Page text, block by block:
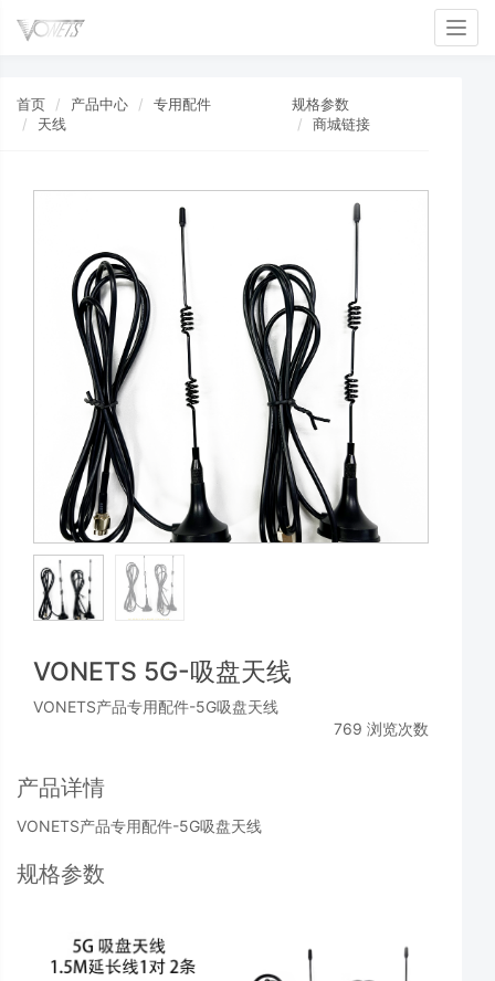
首页 产品中心
专用配件
天线
规格参数
商城链接
VONETS 5G-吸盘天线
VONETS产品专用配件-5G吸盘天线
769 浏览次数
产品详情
VONETS产品专用配件-5G吸盘天线
规格参数